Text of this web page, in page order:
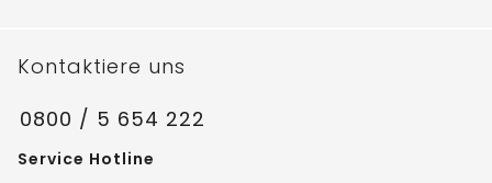
Kontaktiere uns
0800 / 5 654 222
Service Hotline